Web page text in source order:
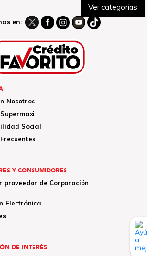
Ver categorías
en:
Nosotros
Social
Y CONSUMIDORES
proveedor de Corporación
Electrónica
DE INTERÉS